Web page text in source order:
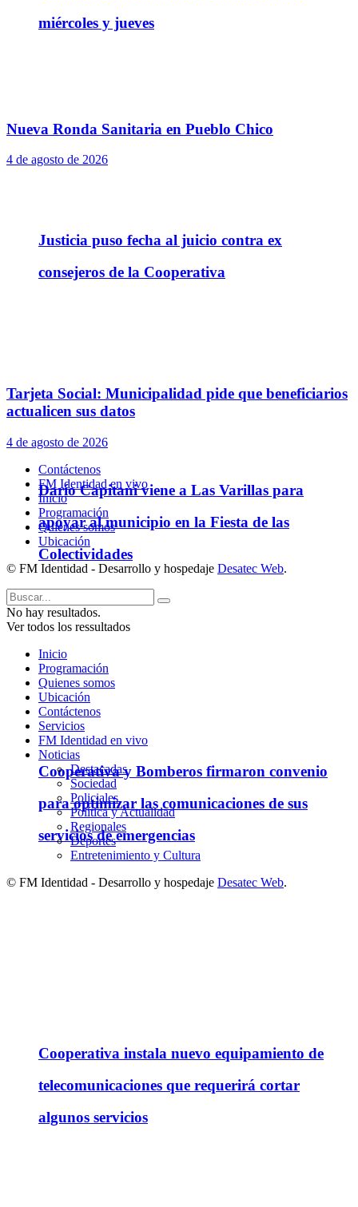
miércoles y jueves
Justicia puso fecha al juicio contra ex
consejeros de la Cooperativa
Darío Capitani viene a Las Varillas para
apoyar al municipio en la Fiesta de las
Colectividades
Cooperativa y Bomberos firmaron convenio
para optimizar las comunicaciones de sus
servicios de emergencias
Cooperativa instala nuevo equipamiento de
telecomunicaciones que requerirá cortar
algunos servicios
Nueva Ronda Sanitaria en Pueblo Chico
4 de agosto de 2026
Tarjeta Social: Municipalidad pide que beneficiarios
actualicen sus datos
4 de agosto de 2026
Contáctenos
FM Identidad en vivo
Inicio
Programación
Quienes somos
Ubicación
© FM Identidad - Desarrollo y hospedaje Desatec Web.
No hay resultados.
Ver todos los ressultados
Inicio
Programación
Quienes somos
Ubicación
Contáctenos
Servicios
FM Identidad en vivo
Noticias
Destacadas
Sociedad
Policiales
Política y Actualidad
Regionales
Deportes
Entretenimiento y Cultura
© FM Identidad - Desarrollo y hospedaje Desatec Web.